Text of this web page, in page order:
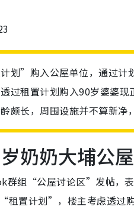
划”购入公屋单位，通过
过租置计划购入90岁婆婆
颇长，周围设施并不算新净
奶奶大埔公屋
群组“公屋讨论区”发帖，
租置计划”，楼主考虑透过